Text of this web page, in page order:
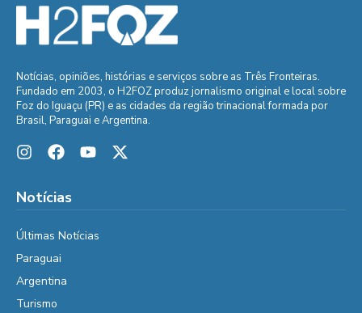
Notícias, opiniões, histórias e serviços sobre as Três Fronteiras.
Fundado em 2003, o H2FOZ produz jornalismo original e local sobre
Foz do Iguaçu (PR) e as cidades da região trinacional formada por
Brasil, Paraguai e Argentina.
Notícias
Últimas Notícias
Paraguai
Argentina
Turismo